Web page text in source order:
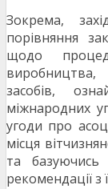
Зокрема,
порівняння
щодо
виробництва,
засобів,
міжнародних
угоди про
місця
та базуючись
рекомендації з